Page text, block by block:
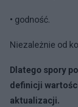
• godność.
Niezależnie od
Dlatego spory
definicji
aktualizacji.